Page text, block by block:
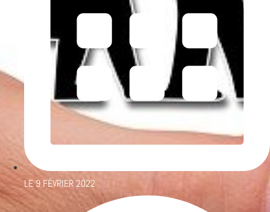
LE9 FÉVRIER 2022